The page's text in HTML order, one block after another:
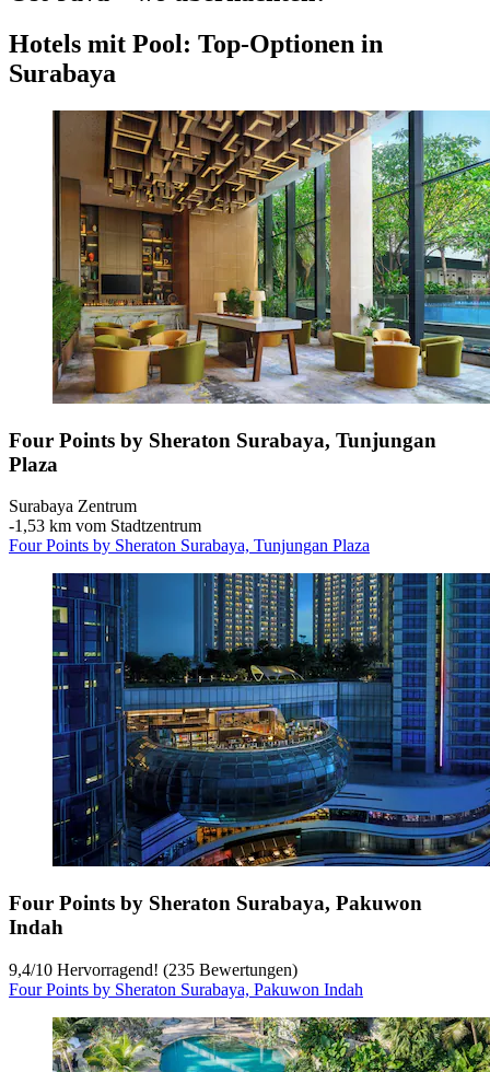
Hotels mit Pool: Top-Optionen in
Surabaya
Four Points by Sheraton Surabaya, Tunjungan
Plaza
Surabaya Zentrum
‐1,53 km vom Stadtzentrum
Four Points by Sheraton Surabaya, Tunjungan Plaza
Four Points by Sheraton Surabaya, Pakuwon
Indah
9,4/10 Hervorragend! (235 Bewertungen)
Four Points by Sheraton Surabaya, Pakuwon Indah